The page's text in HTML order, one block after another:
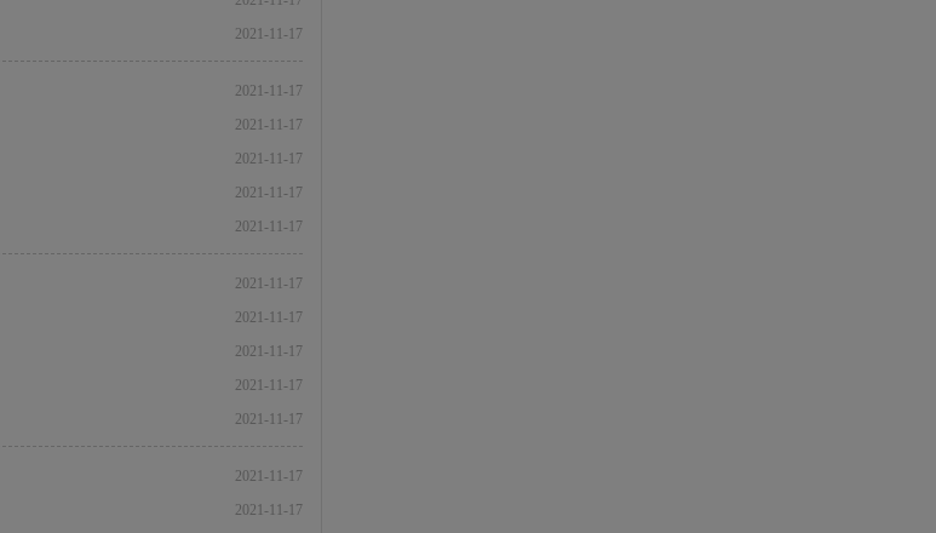
2021-11-17
2021-11-17
2021-11-17
2021-11-17
2021-11-17
2021-11-17
2021-11-17
2021-11-17
2021-11-17
2021-11-17
2021-11-17
2021-11-17
2021-11-17